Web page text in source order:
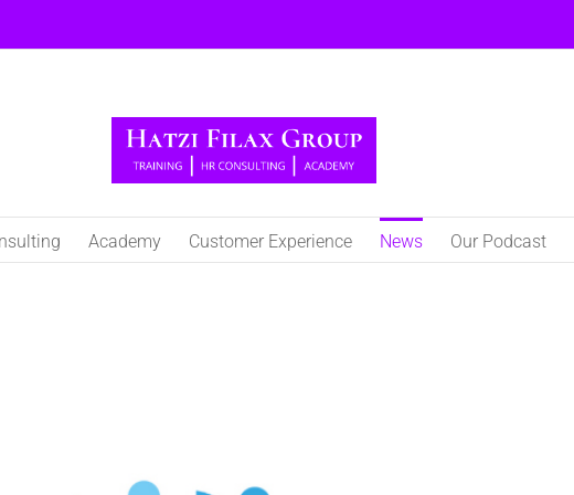
Academy Customer Experience Νews Our Podcast